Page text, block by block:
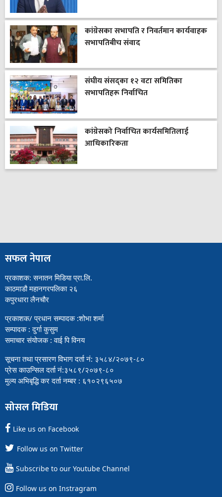
कांग्रेसका सभापति र निवर्तमान कार्यवाहक
सभापतिबीच संवाद
संघीय संसद्का १२ वटा समितिका
सभापतिहरू निर्वाचित
कांग्रेसको निर्वाचित कार्यसमितिलाई
आधिकारिकता
सफल नेपाल
प्रकाशक: सनातन मिडिया प्रा.लि.
काठमाडौ महानगरपलिका २६
कपुरधारा लैनचौर
प्रकाशक/ प्रधान सम्पादक :शोभा शर्मा
सम्पादक : दुर्गा कुसुम
समाचार संयोजक : वाई पि विनय
सूचना तथा प्रसारण विभाग दर्ता नं: ३५८४/२०७९-८०
प्रेस काउन्सिल दर्ता नं:३५८९/२०७९-८०
मुल्य अभिबृद्धि कर दर्ता नम्बर : ६१०२९६५०७
सोसल मिडिया
Like us on Facebook
Follow us on Twitter
Subscribe to our Youtube Channel
Follow us on Instragram